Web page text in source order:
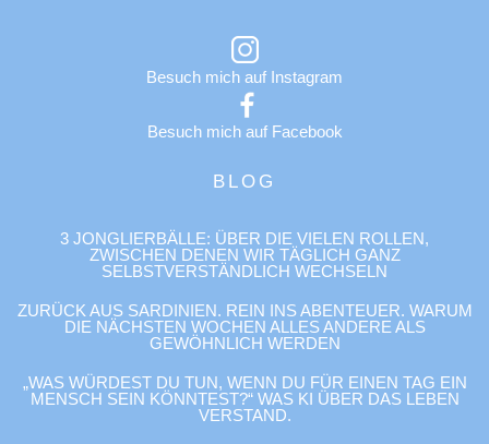
Besuch mich auf Instagram
Besuch mich auf Facebook
BLOG
3 JONGLIERBÄLLE: ÜBER DIE VIELEN ROLLEN,
ZWISCHEN DENEN WIR TÄGLICH GANZ
SELBSTVERSTÄNDLICH WECHSELN
ZURÜCK AUS SARDINIEN. REIN INS ABENTEUER. WARUM
DIE NÄCHSTEN WOCHEN ALLES ANDERE ALS
GEWÖHNLICH WERDEN
„WAS WÜRDEST DU TUN, WENN DU FÜR EINEN TAG EIN
MENSCH SEIN KÖNNTEST?“ WAS KI ÜBER DAS LEBEN
VERSTAND.